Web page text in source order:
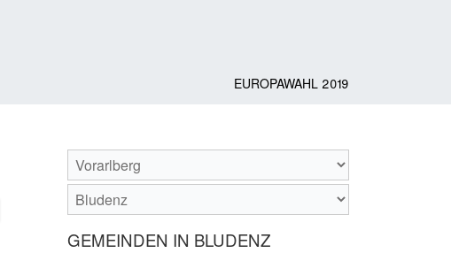
EUROPAWAHL 2019
GEMEINDEN IN BLUDENZ